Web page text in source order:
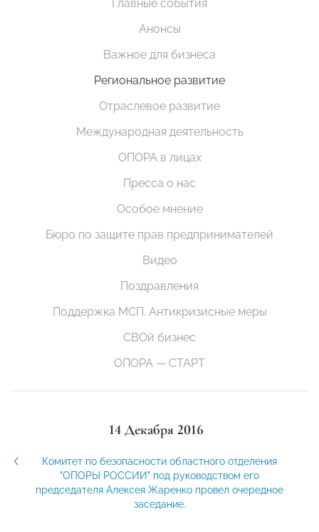
Главные события
Анонсы
Важное для бизнеса
Региональное развитие
Отраслевое развитие
Международная деятельность
ОПОРА в лицах
Пресса о нас
Особое мнение
Бюро по защите прав предпринимателей
Видео
Поздравления
Поддержка МСП. Антикризисные меры
СВОй бизнес
ОПОРА — СТАРТ
14 Декабря 2016
Комитет по безопасности областного отделения
"ОПОРЫ РОССИИ" под руководством его
председателя Алексея Жаренко провел очередное
заседание.